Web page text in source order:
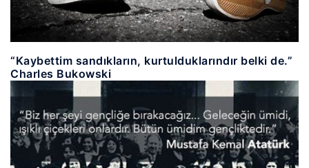
“Kaybettim sandıkların, kurtulduklarındır belki de.”
Charles Bukowski